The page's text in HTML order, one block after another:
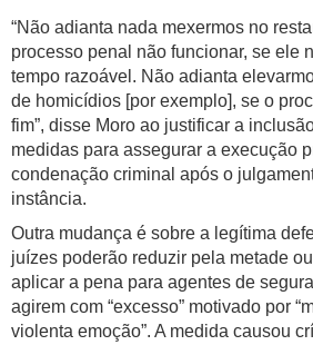
“Não adianta nada mexermos no
processo penal não funcionar, se ele
tempo razoável. Não adianta
de homicídios [por exemplo], se o
fim”, disse Moro ao justificar a
medidas para assegurar a execução
condenação criminal após o
instância.
Outra mudança é sobre a legítima
juízes poderão reduzir pela metade
aplicar a pena para agentes de
agirem com “excesso” motivado por
violenta emoção”. A medida causou